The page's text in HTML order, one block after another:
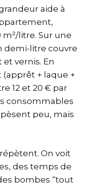
aide à
litre. Sur une
demi-litre couvre
vernis. En
+ laque +
12 et 20 € par
consommables
peu, mais
On voit
des temps de
bombes “tout